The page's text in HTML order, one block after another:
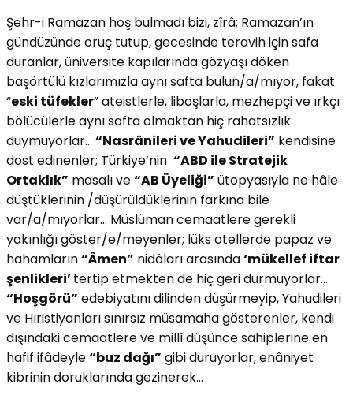
Şehr-i Ramazan hoş bulmadı bizi, zîrâ; Ramazan’ın
gündüzünde oruç tutup, gecesinde teravih için safa
duranlar, üniversite kapılarında gözyaşı döken
başörtülü kızlarımızla aynı safta bulun/a/mıyor, fakat
“eski tüfekler” ateistlerle, liboşlarla, mezhepçi ve ırkçı
bölücülerle aynı safta olmaktan hiç rahatsızlık
duymuyorlar… “Nasrânileri ve Yahudileri” kendisine
dost edinenler; Türkiye’nin “ABD ile Stratejik
Ortaklık” masalı ve“AB Üyeliği” ütopyasıyla ne hâle
düştüklerinin /düşürüldüklerinin farkına bile
var/a/mıyorlar… Müslüman cemaatlere gerekli
yakınlığı göster/e/meyenler; lüks otellerde papaz ve
hahamların“Âmen” nidâları arasında‘mükellef iftar
şenlikleri’tertip etmekten de hiç geri durmuyorlar…
“Hoşgörü” edebiyatını dilinden düşürmeyip, Yahudileri
ve Hıristiyanları sınırsız müsamaha gösterenler, kendi
dışındaki cemaatlere ve millî düşünce sahiplerine en
hafif ifâdeyle“buz dağı” gibi duruyorlar, enâniyet
kibrinin doruklarında gezinerek…